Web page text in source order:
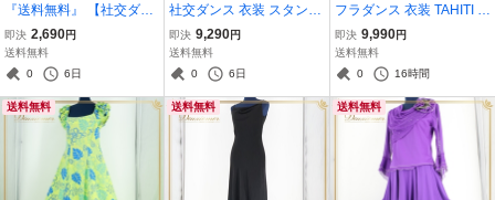
『送料無料』 【社交ダン
ス 小物】ピンク系 ピアス
アクセサリー ピンク 飾り
装飾 ダンス デモ 競技 発
即決 2,690円
送料無料
0
6日
社交ダンス 衣装 スタンダ
ード ドレス ワンピース パ
ーティ衣装 女性用 レディ
ース オールシーズン 青 水
即決 9,290円
送料無料
0
6日
フラダンス 衣装 TAHITI I
MPORTS タヒチインポー
ツ パウスカート ブルー系
ティアレ柄 花柄 植物柄 ハ
アン アロハ
即決 9,990円
送料無料
0
16時間
送料無料 送料無料 送料無料